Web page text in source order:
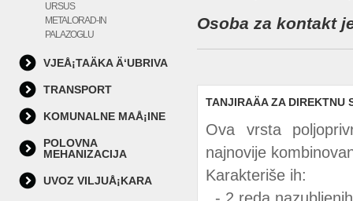
URSUS
METALORAD-IN
PALAZOGLU
VJEÅ¡TAÄKA Ä‘UBRIVA
TRANSPORT
KOMUNALNE MAÅ¡INE
POLOVNA
MEHANIZACIJA
UVOZ VILJUÅ¡KARA
Osoba za kontakt
TANJIRAÄA ZA DIREKTNU
Ova vrsta
najnovije
Karakteriše ih: